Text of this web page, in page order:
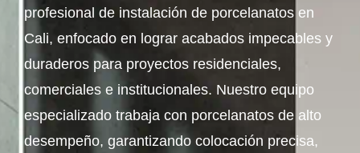
profesional de instalación de porcelanatos en
Cali, enfocado en lograr acabados impecables y
duraderos para proyectos residenciales,
comerciales e institucionales. Nuestro equipo
especializado trabaja con porcelanatos de alto
desempeño, garantizando colocación precisa,